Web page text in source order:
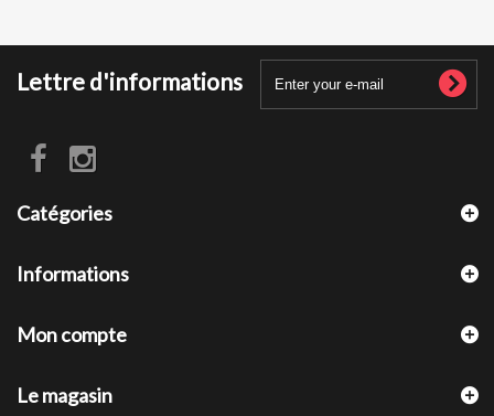
Lettre d'informations
Catégories
Informations
Mon compte
Le magasin